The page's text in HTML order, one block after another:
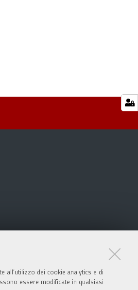
all’utilizzo dei cookie analytics e di
essere modificate in qualsiasi